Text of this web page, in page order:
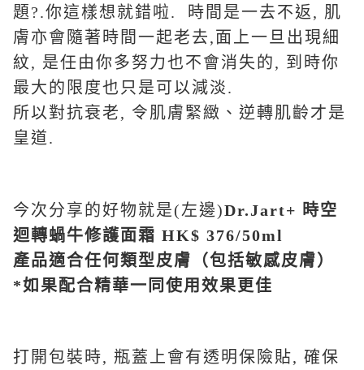
題?.你這樣想就錯啦. 時間是一去不返, 肌
膚亦會隨著時間一起老去,面上一旦出現細
紋, 是任由你多努力也不會消失的, 到時你
最大的限度也只是可以減淡.
所以對抗衰老, 令肌膚緊緻、逆轉肌齡才是
皇道.
今次分享的好物就是(左邊)Dr.Jart+ 時空
迴轉蝸牛修護面霜 HK$ 376/50ml
產品適合任何類型皮膚（包括敏感皮膚）
*如果配合精華一同使用效果更佳
打開包裝時, 瓶蓋上會有透明保險貼, 確保